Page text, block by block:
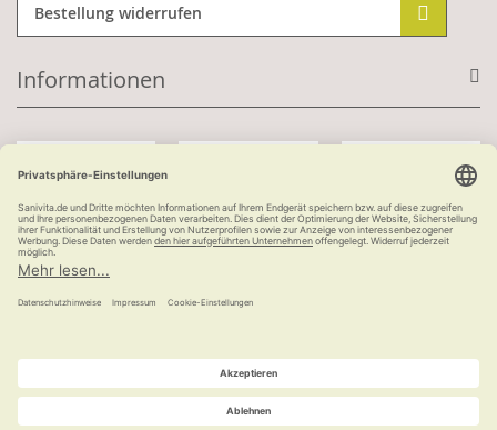
Bestellung widerrufen
Informationen
Kauf auf Rechnung
versandkostenfrei